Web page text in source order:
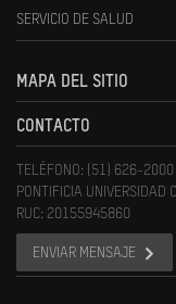
SERVICIO DE SALUD
MAPA DEL SITIO
CONTACTO
TELÉFONO: (51) 626-
PONTIFICIA UNIVERSIDAD
RUC: 20155945860
ENVIAR MENSAJE